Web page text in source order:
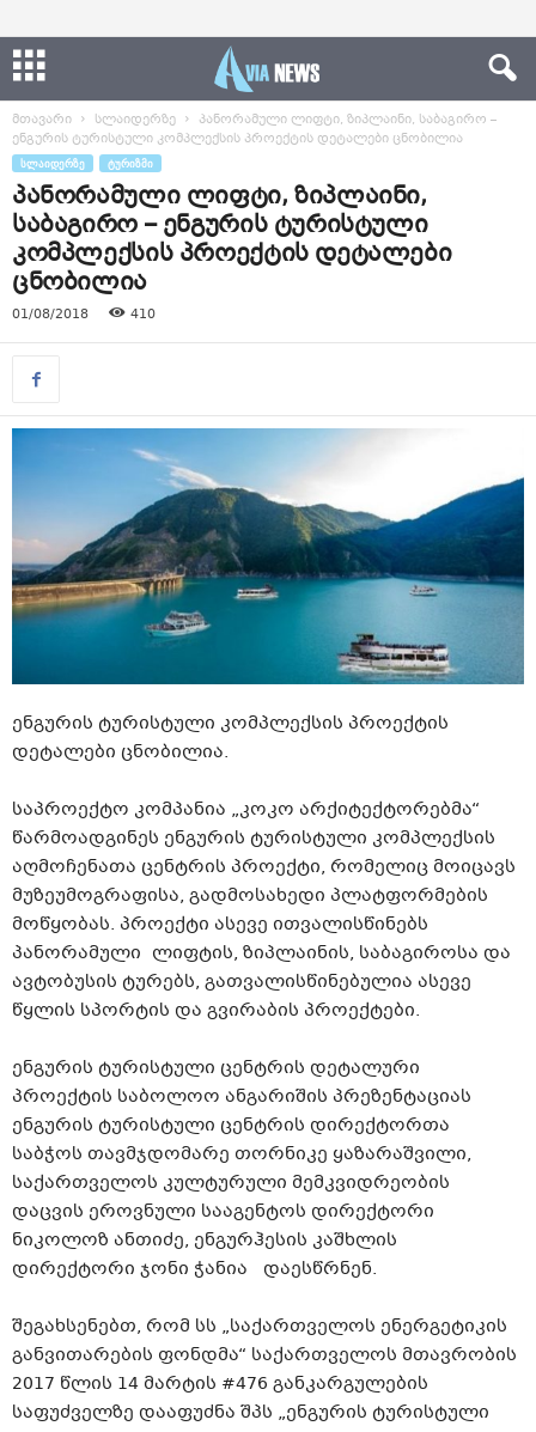
მთავარი სლაიდერზე
პანორამული ლიფტი, ზიპლაინი, საბაგირო –
ენგურის ტურისტული კომპლექსის პროექტის დეტალები ცნობილია
ᲡᲚᲐᲘᲓᲔᲠᲖᲔ ᲢᲣᲠᲘᲖᲛᲘ
პანორამული ლიფტი, ზიპლაინი,
საბაგირო – ენგურის ტურისტული
კომპლექსის პროექტის დეტალები
ცნობილია
01/08/2018 410
ენგურის ტურისტული კომპლექსის პროექტის
დეტალები ცნობილია.
საპროექტო კომპანია „კოკო არქიტექტორებმა“
წარმოადგინეს ენგურის ტურისტული კომპლექსის
აღმოჩენათა ცენტრის პროექტი, რომელიც მოიცავს
მუზეუმოგრაფისა, გადმოსახედი პლატფორმების
მოწყობას. პროექტი ასევე ითვალისწინებს
პანორამული ლიფტის, ზიპლაინის, საბაგიროსა და
ავტობუსის ტურებს, გათვალისწინებულია ასევე
წყლის სპორტის და გვირაბის პროექტები.
ენგურის ტურისტული ცენტრის დეტალური
პროექტის საბოლოო ანგარიშის პრეზენტაციას
ენგურის ტურისტული ცენტრის დირექტორთა
საბჭოს თავმჯდომარე თორნიკე ყაზარაშვილი,
საქართველოს კულტურული მემკვიდრეობის
დაცვის ეროვნული სააგენტოს დირექტორი
ნიკოლოზ ანთიძე, ენგურჰესის კაშხლის
დირექტორი ჯონი ჭანია დაესწრნენ.
შეგახსენებთ, რომ სს „საქართველოს ენერგეტიკის
განვითარების ფონდმა“ საქართველოს მთავრობის
2017 წლის 14 მარტის #476 განკარგულების
საფუძველზე დააფუძნა შპს „ენგურის ტურისტული